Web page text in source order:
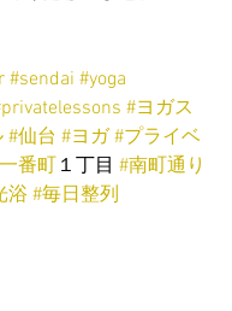
#sendai #yoga
#ヨガス
#仙台 #ヨガ #プライベ
番町 １丁目 #南町通り
浴 #毎日整列